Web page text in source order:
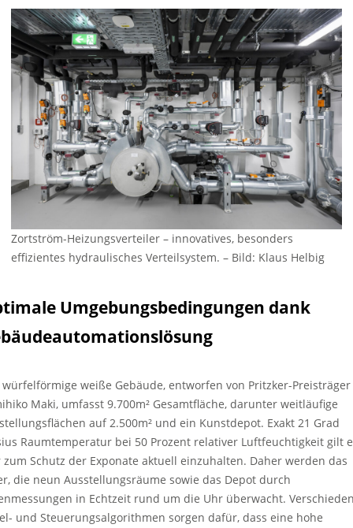
Zortström-Heizungsverteiler – innovatives, besonders
effizientes hydraulisches Verteilsystem. – Bild: Klaus Helbig
Umgebungsbedingungen dank
würfelförmige weiße Gebäude, entworfen von Pritzker-Preisträger
Maki, umfasst 9.700m² Gesamtfläche, darunter weitläufige
auf 2.500m² und ein Kunstdepot. Exakt 21 Grad
Raumtemperatur bei 50 Prozent relativer Luftfeuchtigkeit gilt
zum Schutz der Exponate aktuell einzuhalten. Daher werden das
die neun Ausstellungsräume sowie das Depot durch
in Echtzeit rund um die Uhr überwacht.
und Steuerungsalgorithmen sorgen dafür, dass eine hohe